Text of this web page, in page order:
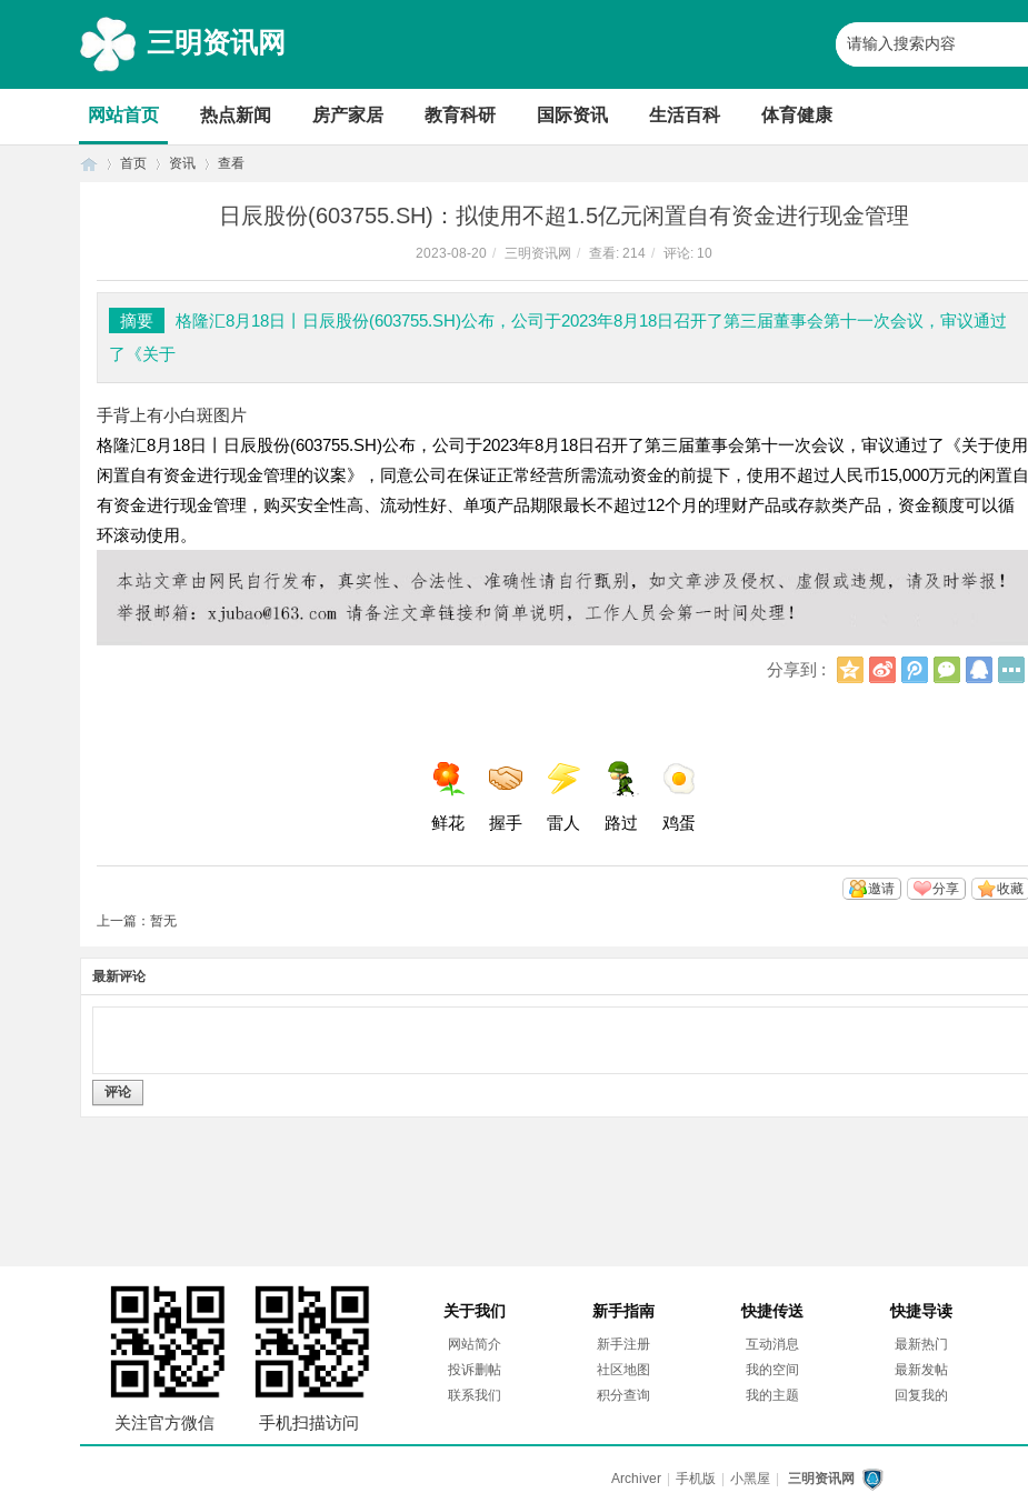
三明资讯网
网站首页 热点新闻 房产家居 教育科研 国际资讯 生活百科 体育健康
首页 资讯 查看
日辰股份(603755.SH)：拟使用不超1.5亿元闲置自有资金进行现金管理
2023-08-20 / 三明资讯网 / 查看: 214 / 评论: 10
摘要
格隆汇8月18日丨日辰股份(603755.SH)公布，公司于2023年8月18日召开了第三届董事会第十一次会议，审议通过
了《关于
手背上有小白斑图片
格隆汇8月18日丨日辰股份(603755.SH)公布，公司于2023年8月18日召开了第三届董事会第十一次会议，审议通过了《关于使用
闲置自有资金进行现金管理的议案》，同意公司在保证正常经营所需流动资金的前提下，使用不超过人民币15,000万元的闲置自
有资金进行现金管理，购买安全性高、流动性好、单项产品期限最长不超过12个月的理财产品或存款类产品，资金额度可以循
环滚动使用。
分享到 :
Q
新
浪
腾
讯
微
信
Q
鲜花 握手 雷人 路过 鸡蛋
收藏
分享
邀请
上一篇：暂无
最新评论
评论
关注官方微信 手机扫描访问
关于我们
网站简介
投诉删帖
联系我们
新手指南
新手注册
社区地图
积分查询
快捷传送
互动消息
我的空间
我的主题
快捷导读
最新热门
最新发帖
回复我的
Archiver 手机版 小黑屋 三明资讯网